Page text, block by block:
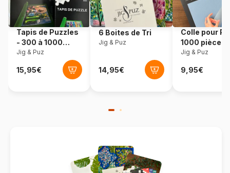
Nombre de pièces 70 pièces
Dimensions 37 x 29 cm
Tapis de Puzzles
- 300 à 1000
pièces
Jig & Puz
6 Boites de Tri
Jig & Puz
Colle pour
1000 pièces
Jig & Puz